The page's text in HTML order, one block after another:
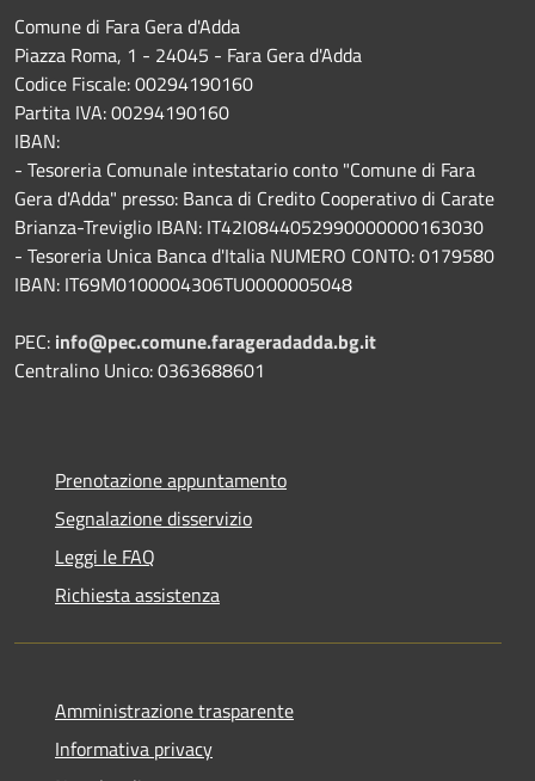
Comune di Fara Gera d'Adda
Piazza Roma, 1 - 24045 - Fara Gera d'Adda
Codice Fiscale: 00294190160
Partita IVA: 00294190160
IBAN:
- Tesoreria Comunale intestatario conto "Comune di Fara
Gera d'Adda" presso: Banca di Credito Cooperativo di Carate
Brianza-Treviglio IBAN: IT42I0844052990000000163030
- Tesoreria Unica Banca d'Italia NUMERO CONTO: 0179580
IBAN: IT69M0100004306TU0000005048
PEC: info@pec.comune.farageradadda.bg.it
Centralino Unico: 0363688601
Prenotazione appuntamento
Segnalazione disservizio
Leggi le FAQ
Richiesta assistenza
Amministrazione trasparente
Informativa privacy